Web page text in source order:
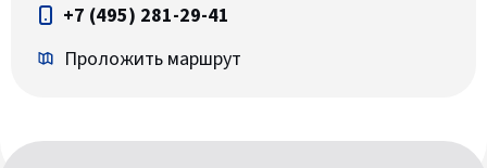
+7 (495) 281-29-41
Проложить маршрут